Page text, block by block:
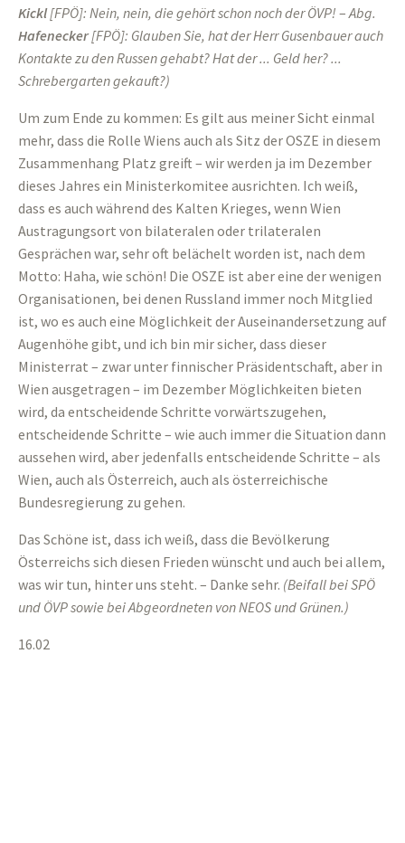
Kickl[FPÖ]: Nein, nein, die gehört schon noch der ÖVP! –Abg.
Hafenecker[FPÖ]: Glauben Sie, hat der Herr Gusenbauer auch
Kontakte zu den Russen gehabt? Hat der ... Geld her? ...
Schrebergarten gekauft?)
Um zum Ende zu kommen: Es gilt aus meiner Sicht einmal
mehr, dass die Rolle Wiens auch als Sitz der OSZE in diesem
Zusammenhang Platz greift – wir werden ja im Dezember
dieses Jahres ein Ministerkomitee ausrichten. Ich weiß,
dass es auch während des Kalten Krieges, wenn Wien
Austragungsort von bilateralen oder trilateralen
Gesprächen war, sehr oft belächelt worden ist, nach dem
Motto: Haha, wie schön! Die OSZE ist aber eine der wenigen
Organisationen, bei denen Russland immer noch Mitglied
ist, wo es auch eine Möglichkeit der Auseinandersetzung auf
Augenhöhe gibt, und ich bin mir sicher, dass dieser
Ministerrat – zwar unter finnischer Präsidentschaft, aber in
Wien ausgetragen – im Dezember Möglichkeiten bieten
wird, da entscheidende Schritte vorwärtszugehen,
entscheidende Schritte – wie auch immer die Situation dann
aussehen wird, aber jedenfalls entscheidende Schritte – als
Wien, auch als Österreich, auch als österreichische
Bundesregierung zu gehen.
Das Schöne ist, dass ich weiß, dass die Bevölkerung
Österreichs sich diesen Frieden wünscht und auch bei allem,
was wir tun, hinter uns steht. – Danke sehr. (Beifall bei SPÖ
und ÖVP sowie bei Abgeordneten von NEOS und Grünen.)
16.02